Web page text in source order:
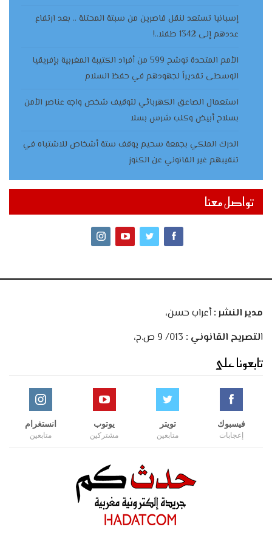
إسبانيا تستعد لنقل قاصرين من سبتة المحتلة .. بعد ارتفاع
عددهم إلى 1342 طفلا..!
الأمم المتحدة توشح 599 من أفراد الكتيبة المغربية بإفريقيا
الوسطى تقديراً لجهودهم في حفظ السلام
استعمال الصاعق الكهربائي لتوقيف شخص واجه عناصر الأمن
بسلاح أبيض وكلب شرس بسلا
الدرك الملكي بجمعة سحيم يوقف ستة أشخاص للاشتباه في
تنقيبهم غير القانوني عن الكنوز
تواصل معنا
مدير النشر :أعراب حسن،
التصريح القانوني :
تابعونا على
فيسبوك
إعجابات
تويتر
متابعين
يوتوب
مشتركين
انستغرام
متابعين